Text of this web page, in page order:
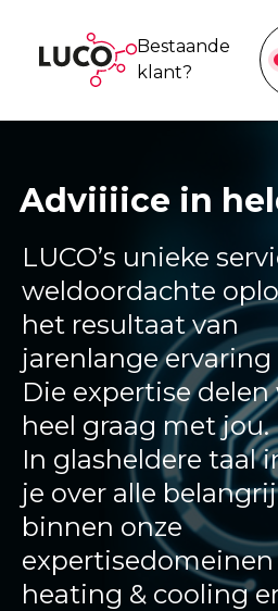
Bestaande
klant?
meteen.
Brand-en
Beveiligingsmast
Brandveiligheid
Onze projecten
Voor particulieren
Klimaatoplossingen
Smart Home
Beveiliging
Adviiiice in
LUCO’s unieke
weldoordachte
het resultaat van
jarenlange ervaring
Die expertise
heel graag met jou.
In glasheldere taal
je over alle
binnen onze
expertisedomeinen
heating & cooling